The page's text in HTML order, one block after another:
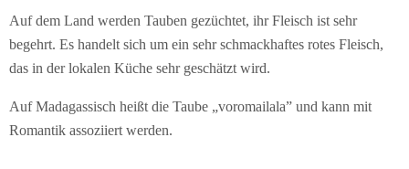
Auf dem Land werden Tauben gezüchtet, ihr Fleisch ist sehr
begehrt. Es handelt sich um ein sehr schmackhaftes rotes Fleisch,
das in der lokalen Küche sehr geschätzt wird.
Auf Madagassisch heißt die Taube „voromailala” und kann mit
Romantik assoziiert werden.